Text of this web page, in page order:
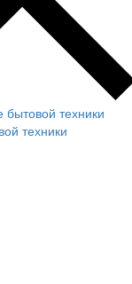
техники
техники